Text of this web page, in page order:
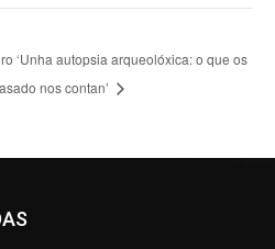
‘Unha autopsia arqueolóxica: o que os
nos contan’